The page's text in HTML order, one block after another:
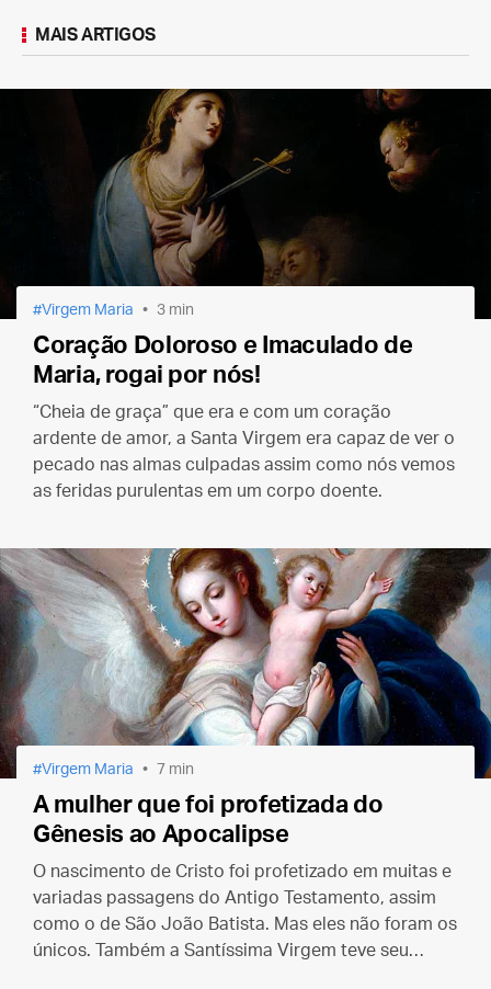
MAIS ARTIGOS
Virgem Maria 3 min
Coração Doloroso e Imaculado de
Maria, rogai por nós!
“Cheia de graça” que era e com um coração
ardente de amor, a Santa Virgem era capaz de ver o
pecado nas almas culpadas assim como nós vemos
as feridas purulentas em um corpo doente.
Virgem Maria 7 min
A mulher que foi profetizada do
Gênesis ao Apocalipse
O nascimento de Cristo foi profetizado em muitas e
variadas passagens do Antigo Testamento, assim
como o de São João Batista. Mas eles não foram os
únicos. Também a Santíssima Virgem teve seu